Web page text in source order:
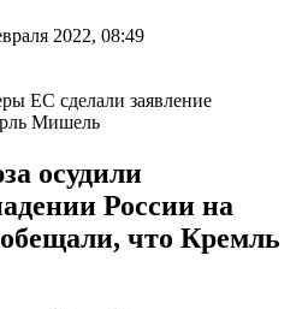
2022, 08:49
Мишель
осудили
России на
что Кремль